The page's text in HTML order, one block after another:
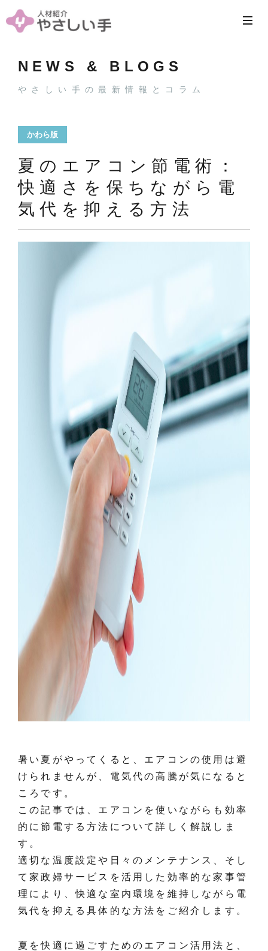
NEWS & BLOGS
やさしい手の最新情報とコラム
かわら版
夏のエアコン節電術：
快適さを保ちながら電
気代を抑える方法
暑い夏がやってくると、エアコンの使用は避
けられませんが、電気代の高騰が気になると
ころです。
この記事では、エアコンを使いながらも効率
的に節電する方法について詳しく解説しま
す。
適切な温度設定や日々のメンテナンス、そし
て家政婦サービスを活用した効率的な家事管
理により、快適な室内環境を維持しながら電
気代を抑える具体的な方法をご紹介します。
夏を快適に過ごすためのエアコン活用法と、